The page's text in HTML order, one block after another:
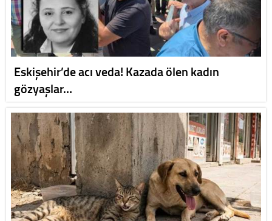
Eskişehir’de acı veda! Kazada ölen kadın
gözyaşlar…